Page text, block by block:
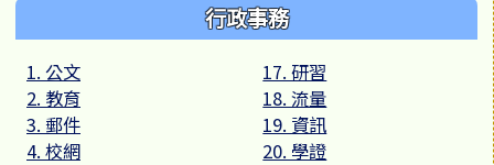
行政事務
1. 公文
2. 教育
3. 郵件
4. 校網
17. 研習
18. 流量
19. 資訊
20. 學證